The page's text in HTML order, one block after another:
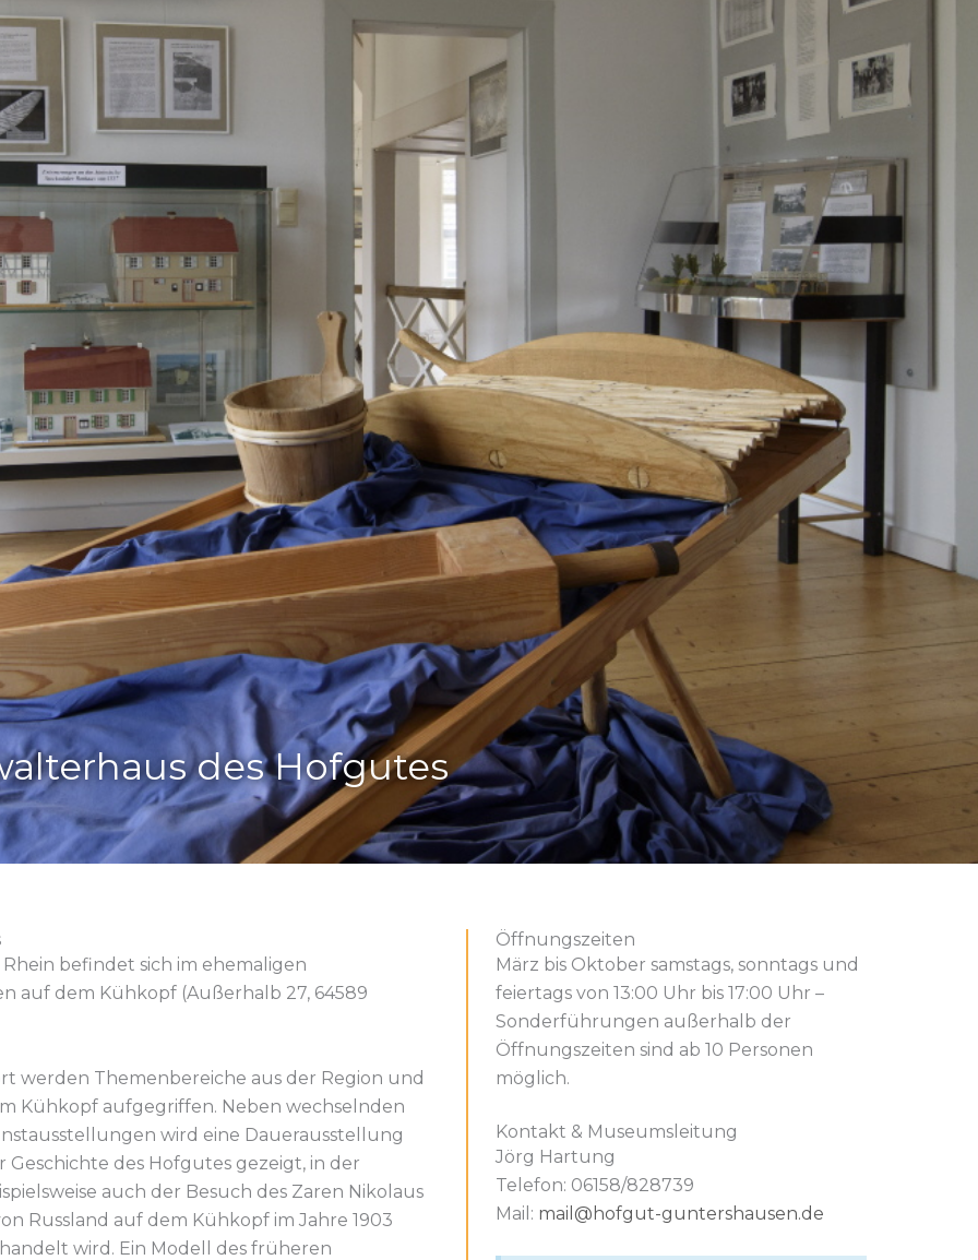
des Hofgutes
befindet sich im ehemaligen
auf dem Kühkopf (Außerhalb 27, 64589
werden Themenbereiche aus der Region und
Kühkopf aufgegriffen. Neben wechselnden
wird eine Dauerausstellung
Geschichte des Hofgutes gezeigt, in der
auch der Besuch des Zaren Nikolaus
Russland auf dem Kühkopf im Jahre 1903
wird. Ein Modell des früheren
Öffnungszeiten
März bis Oktober samstags, sonntags und
feiertags von 13:00 Uhr bis 17:00 Uhr –
Sonderführungen außerhalb der
Öffnungszeiten sind ab 10 Personen
möglich.
Kontakt & Museumsleitung
Jörg Hartung
Telefon: 06158/828739
Mail: mail@hofgut-guntershausen.de